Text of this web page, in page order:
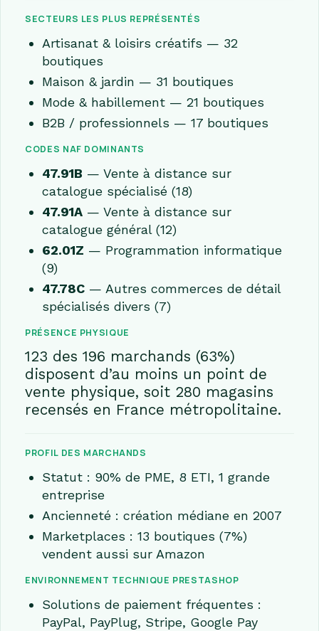
SECTEURS LES PLUS REPRÉSENTÉS
Artisanat & loisirs créatifs — 32
boutiques
Maison & jardin — 31 boutiques
Mode & habillement — 21 boutiques
B2B / professionnels — 17 boutiques
CODES NAF DOMINANTS
47.91B — Vente à distance sur
catalogue spécialisé (18)
47.91A — Vente à distance sur
catalogue général (12)
62.01Z — Programmation informatique
(9)
47.78C — Autres commerces de détail
spécialisés divers (7)
PRÉSENCE PHYSIQUE
123 des 196 marchands (63%)
disposent d’au moins un point de
vente physique, soit 280 magasins
recensés en France métropolitaine.
PROFIL DES MARCHANDS
Statut : 90% de PME, 8 ETI, 1 grande
entreprise
Ancienneté : création médiane en 2007
Marketplaces : 13 boutiques (7%)
vendent aussi sur Amazon
ENVIRONNEMENT TECHNIQUE PRESTASHOP
Solutions de paiement fréquentes :
PayPal, PayPlug, Stripe, Google Pay